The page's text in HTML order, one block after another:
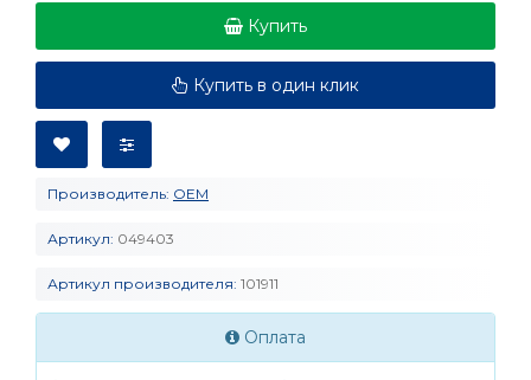
Купить
Купить в один клик
Производитель: OEM
Артикул: 049403
Артикул производителя: 101911
Оплата